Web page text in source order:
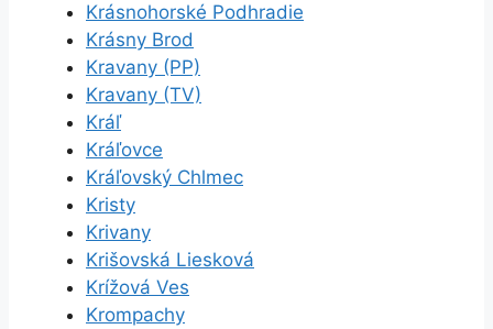
Krásnohorské Podhradie
Krásny Brod
Kravany (PP)
Kravany (TV)
Kráľ
Kráľovce
Kráľovský Chlmec
Kristy
Krivany
Krišovská Liesková
Krížová Ves
Krompachy